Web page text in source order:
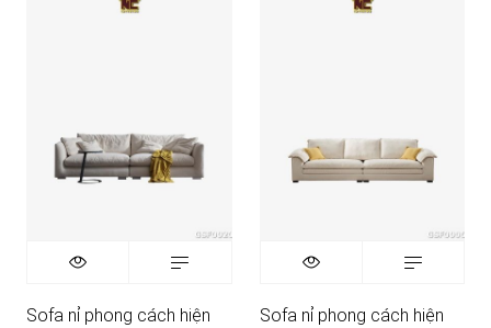
Sofa nỉ phong cách hiện
Sofa nỉ phong cách hiện